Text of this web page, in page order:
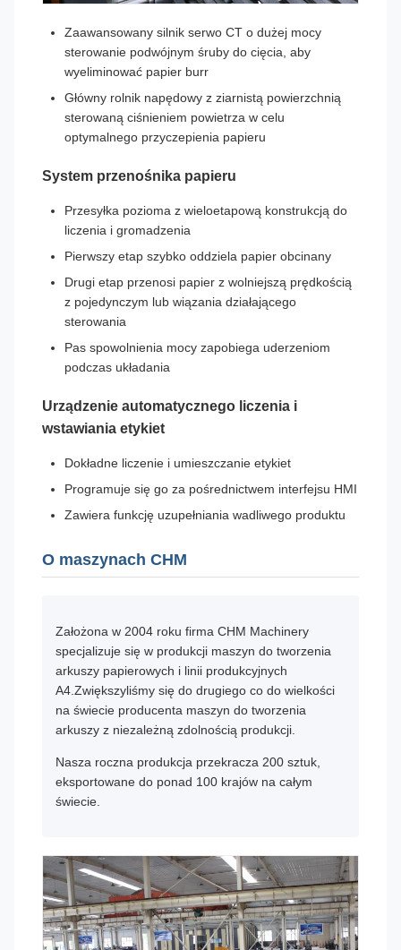
Zaawansowany silnik serwo CT o dużej mocy
sterowanie podwójnym śruby do cięcia, aby
wyeliminować papier burr
Główny rolnik napędowy z ziarnistą powierzchnią
sterowaną ciśnieniem powietrza w celu
optymalnego przyczepienia papieru
System przenośnika papieru
Przesyłka pozioma z wieloetapową konstrukcją do
liczenia i gromadzenia
Pierwszy etap szybko oddziela papier obcinany
Drugi etap przenosi papier z wolniejszą prędkością
z pojedynczym lub wiązania działającego
sterowania
Pas spowolnienia mocy zapobiega uderzeniom
podczas układania
Urządzenie automatycznego liczenia i
wstawiania etykiet
Dokładne liczenie i umieszczanie etykiet
Programuje się go za pośrednictwem interfejsu HMI
Zawiera funkcję uzupełniania wadliwego produktu
O maszynach CHM
Założona w 2004 roku firma CHM Machinery
specjalizuje się w produkcji maszyn do tworzenia
arkuszy papierowych i linii produkcyjnych
A4.Zwiększyliśmy się do drugiego co do wielkości
na świecie producenta maszyn do tworzenia
arkuszy z niezależną zdolnością produkcji.
Nasza roczna produkcja przekracza 200 sztuk,
eksportowane do ponad 100 krajów na całym
świecie.